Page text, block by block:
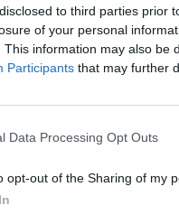
to third parties prior
of your personal
This information may also be
Participants that may further
Data Processing Opt Outs
opt-out of the Sharing of my